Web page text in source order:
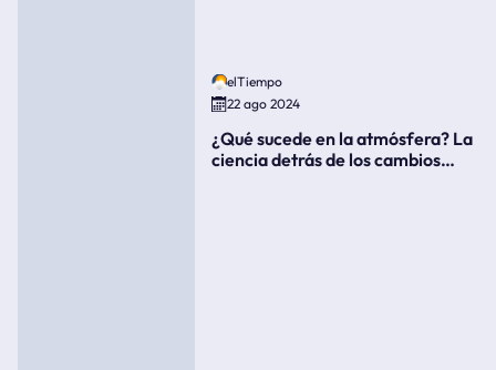
elTiempo
22 ago 2024
¿Qué sucede en la atmósfera? La
ciencia detrás de los cambios